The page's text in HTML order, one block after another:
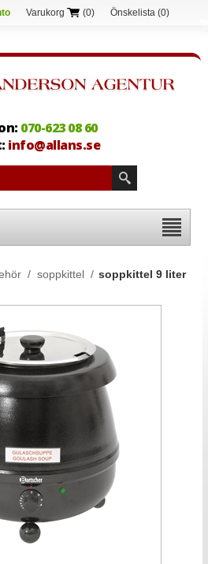
Varukorg (0) Önskelista (0)
070-623 08 60
info@allans.se
/ soppkittel / soppkittel 9 liter